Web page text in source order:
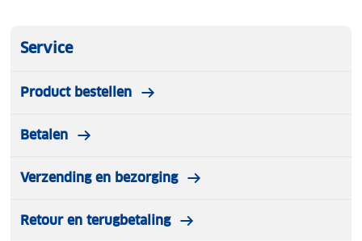
Service
Product bestellen
Betalen
Verzending en bezorging
Retour en terugbetaling